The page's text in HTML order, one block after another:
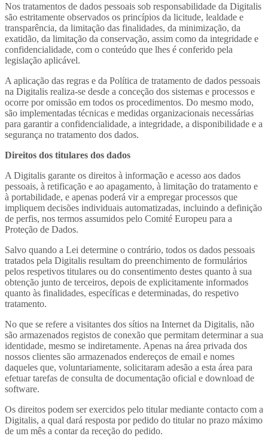
Nos tratamentos de dados pessoais sob responsabilidade da Digitalis
são estritamente observados os princípios da licitude, lealdade e
transparência, da limitação das finalidades, da minimização, da
exatidão, da limitação da conservação, assim como da integridade e
confidencialidade, com o conteúdo que lhes é conferido pela
legislação aplicável.
A aplicação das regras e da Política de tratamento de dados pessoais
na Digitalis realiza-se desde a conceção dos sistemas e processos e
ocorre por omissão em todos os procedimentos. Do mesmo modo,
são implementadas técnicas e medidas organizacionais necessárias
para garantir a confidencialidade, a integridade, a disponibilidade e a
segurança no tratamento dos dados.
Direitos dos titulares dos dados
A Digitalis garante os direitos à informação e acesso aos dados
pessoais, à retificação e ao apagamento, à limitação do tratamento e
à portabilidade, e apenas poderá vir a empregar processos que
impliquem decisões individuais automatizadas, incluindo a definição
de perfis, nos termos assumidos pelo Comité Europeu para a
Proteção de Dados.
Salvo quando a Lei determine o contrário, todos os dados pessoais
tratados pela Digitalis resultam do preenchimento de formulários
pelos respetivos titulares ou do consentimento destes quanto à sua
obtenção junto de terceiros, depois de explicitamente informados
quanto às finalidades, específicas e determinadas, do respetivo
tratamento.
No que se refere a visitantes dos sítios na Internet da Digitalis, não
são armazenados registos de conexão que permitam determinar a sua
identidade, mesmo se indiretamente. Apenas na área privada dos
nossos clientes são armazenados endereços de email e nomes
daqueles que, voluntariamente, solicitaram adesão a esta área para
efetuar tarefas de consulta de documentação oficial e download de
software.
Os direitos podem ser exercidos pelo titular mediante contacto com a
Digitalis, a qual dará resposta por pedido do titular no prazo máximo
de um mês a contar da receção do pedido.